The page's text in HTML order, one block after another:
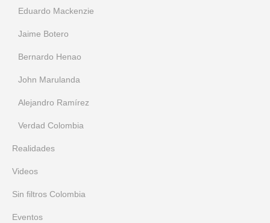
Eduardo Mackenzie
Jaime Botero
Bernardo Henao
John Marulanda
Alejandro Ramírez
Verdad Colombia
Realidades
Videos
Sin filtros Colombia
Eventos